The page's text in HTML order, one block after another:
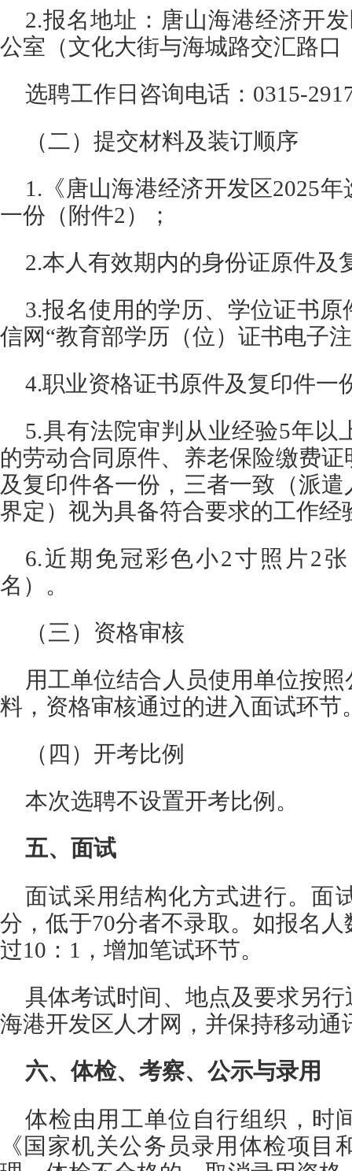
2.报名地址：唐山海港经济开
公室（文化大街与海城路交汇路口
选聘工作日咨询电话：0315-
（二）提交材料及装订顺序
1.《唐山海港经济开发区2025
一份（附件2）；
2.本人有效期内的身份证原件及
3.报名使用的学历、学位证书
信网“教育部学历（位）证书电子
4.职业资格证书原件及复印件一
5.具有法院审判从业经验5年以
的劳动合同原件、养老保险缴费
及复印件各一份，三者一致（派
界定）视为具备符合要求的工作经
6.近期免冠彩色小2寸照片2
名）。
（三）资格审核
用工单位结合人员使用单位按
料，资格审核通过的进入面试环节
（四）开考比例
本次选聘不设置开考比例。
五、面试
面试采用结构化方式进行。面
分，低于70分者不录取。如报名
过10：1，增加笔试环节。
具体考试时间、地点及要求另
海港开发区人才网，并保持移动通
六、体检、考察、公示与录用
体检由用工单位自行组织，时
《国家机关公务员录用体检项目